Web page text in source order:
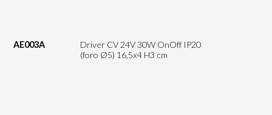
AE003A
Driver CV 24V 30W OnOff IP20
(foro Ø5) 16,5x4 H3 cm